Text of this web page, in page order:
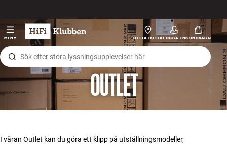
MENY HITTA BUTIKLOGGA INKUNDVAGN
HiFi
Högtalare
Skivspelare
Hörlurar
Surround
OUTLET
I våran Outlet kan du göra ett klipp på utställningsmodeller,